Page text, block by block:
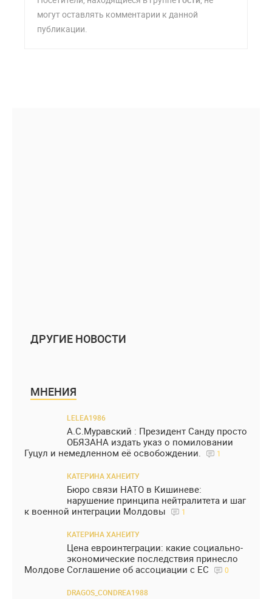
могут оставлять комментарии к данной
публикации.
ДРУГИЕ НОВОСТИ
МНЕНИЯ
LELEA1986
А.С.Муравский : Президент Санду просто
ОБЯЗАНА издать указ о помиловании
Гуцул и немедленном её освобождении.
1
КАТЕРИНА ХАНЕИТУ
Бюро связи НАТО в Кишиневе:
нарушение принципа нейтралитета и шаг
к военной интеграции Молдовы
1
КАТЕРИНА ХАНЕИТУ
Цена евроинтеграции: какие социально-
экономические последствия принесло
Молдове Соглашение об ассоциации с ЕС
0
DRAGOS_CONDREA1988